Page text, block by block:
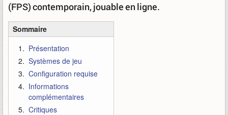
(FPS) contemporain, jouable en ligne.
Sommaire
Présentation
Systèmes de jeu
Configuration requise
Informations
complémentaires
Critiques